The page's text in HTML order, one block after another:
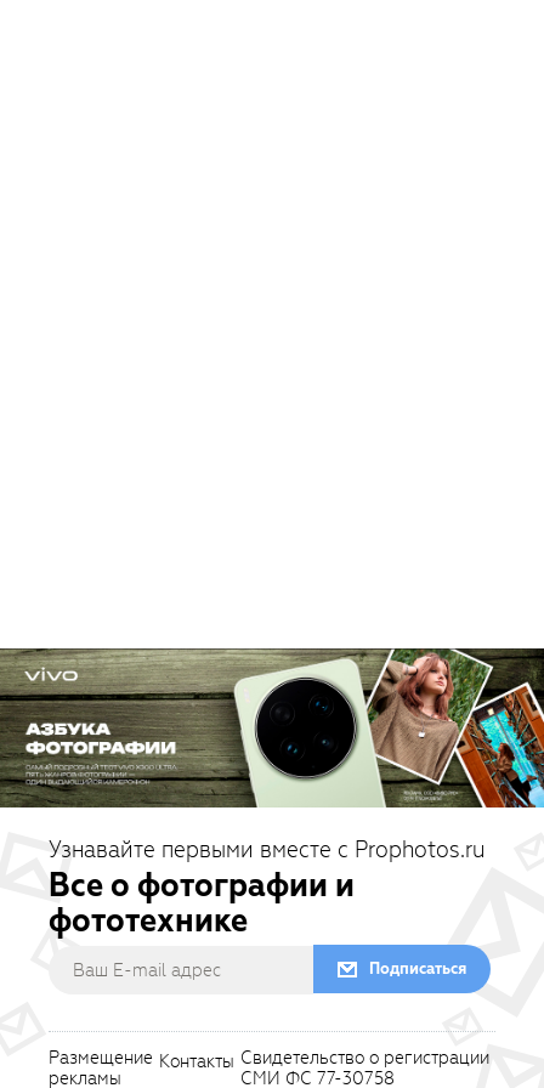
Узнавайте первыми вместе с Prophotos.ru
Все о фотографии и
фототехнике
Подписаться
Размещение
рекламы
Контакты Свидетельство о регистрации
СМИ ФС 77-30758